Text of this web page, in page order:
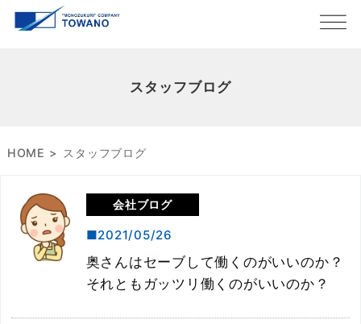
スタッフブログ
HOME スタッフブログ
会社ブログ
2021/05/26
奥さんはセーブして働くのがいいのか？
それともガッツリ働くのがいいのか？